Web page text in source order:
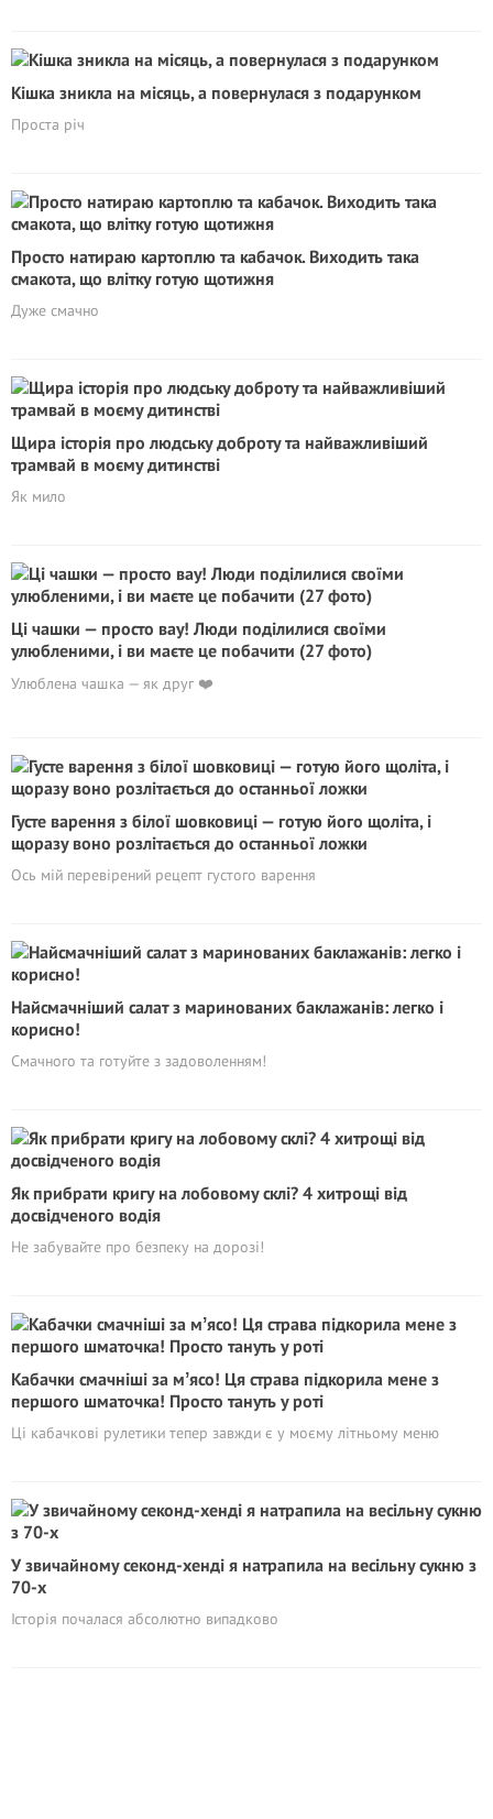
Кішка зникла на місяць, а повернулася з подарунком
Проста річ
Просто натираю картоплю та кабачок. Виходить така
смакота, що влітку готую щотижня
Дуже смачно
Щира історія про людську доброту та найважливіший
трамвай в моєму дитинстві
Як мило
Ці чашки — просто вау! Люди поділилися своїми
улюбленими, і ви маєте це побачити (27 фото)
Улюблена чашка — як друг ❤️
Густе варення з білої шовковиці — готую його щоліта, і
щоразу воно розлітається до останньої ложки
Ось мій перевірений рецепт густого варення
Найсмачніший салат з маринованих баклажанів: легко і
корисно!
Смачного та готуйте з задоволенням!
Як прибрати кригу на лобовому склі? 4 хитрощі від
досвідченого водія
Не забувайте про безпеку на дорозі!
Кабачки смачніші за мʼясо! Ця страва підкорила мене з
першого шматочка! Просто тануть у роті
Ці кабачкові рулетики тепер завжди є у моєму літньому меню
У звичайному секoнд-хeнді я натрапила на весільну сукню з
70-х
Історія почалася абсолютно випадково